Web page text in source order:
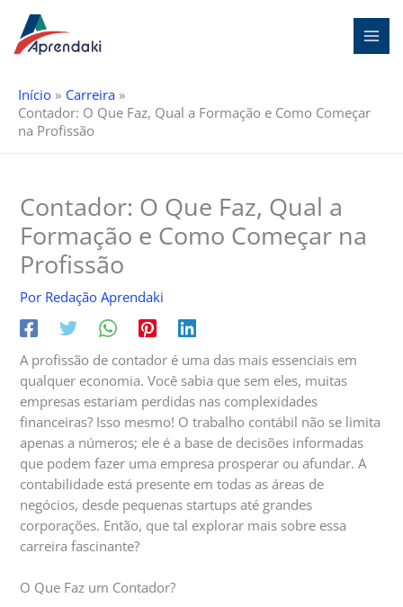
para
Início
Carreira
Contador: O Que Faz, Qual a Formação e Como Começar
na Profissão
Contador: O Que Faz, Qual a
Formação e Como Começar na
Profissão
Por Redação Aprendaki
A profissão de contador é uma das mais essenciais em
qualquer economia. Você sabia que sem eles, muitas
empresas estariam perdidas nas complexidades
financeiras? Isso mesmo! O trabalho contábil não se limita
apenas a números; ele é a base de decisões informadas
que podem fazer uma empresa prosperar ou afundar. A
contabilidade está presente em todas as áreas de
negócios, desde pequenas startups até grandes
corporações. Então, que tal explorar mais sobre essa
carreira fascinante?
O Que Faz um Contador?